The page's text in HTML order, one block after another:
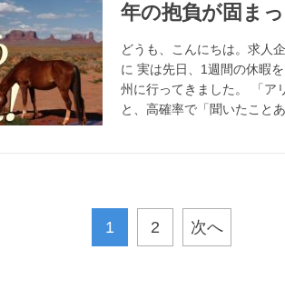
年の抱負が固ま
どうも、こんにちは。求人
に 実は先日、1週間の休暇
州に行ってきました。 「ア
と、高確率で「聞いたこと
1 2 次へ